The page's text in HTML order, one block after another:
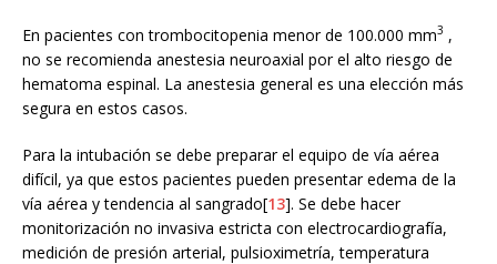
En pacientes con trombocitopenia menor de 100.000 mm3 ,
no se recomienda anestesia neuroaxial por el alto riesgo de
hematoma espinal. La anestesia general es una elección más
segura en estos casos.
Para la intubación se debe preparar el equipo de vía aérea
difícil, ya que estos pacientes pueden presentar edema de la
vía aérea y tendencia al sangrado[13]. Se debe hacer
monitorización no invasiva estricta con electrocardiografía,
medición de presión arterial, pulsioximetría, temperatura